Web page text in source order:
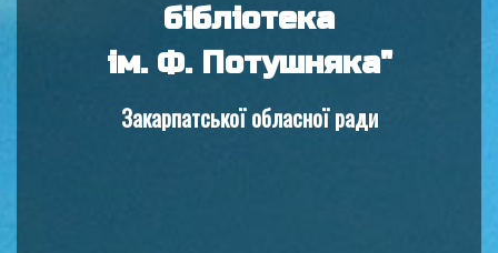
бібліотека
ім. Ф. Потушняка"
Закарпатської обласної ради